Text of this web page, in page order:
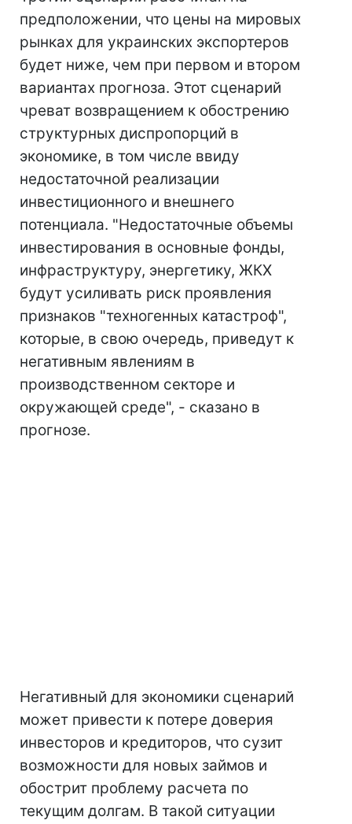
предположении, что цены на мировых
рынках для украинских экспортеров
будет ниже, чем при первом и втором
вариантах прогноза. Этот сценарий
чреват возвращением к обострению
структурных диспропорций в
экономике, в том числе ввиду
недостаточной реализации
инвестиционного и внешнего
потенциала. "Недостаточные объемы
инвестирования в основные фонды,
инфраструктуру, энергетику, ЖКХ
будут усиливать риск проявления
признаков "техногенных катастроф",
которые, в свою очередь, приведут к
негативным явлениям в
производственном секторе и
окружающей среде", - сказано в
прогнозе.
Негативный для экономики сценарий
может привести к потере доверия
инвесторов и кредиторов, что сузит
возможности для новых займов и
обострит проблему расчета по
текущим долгам. В такой ситуации